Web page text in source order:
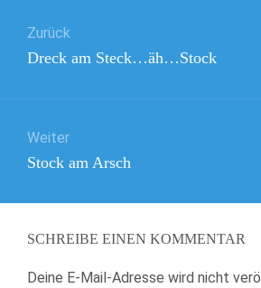
Zurück
Vorheriger
Dreck am Steck…äh…Stock
Weiter
Nächster
Stock am Arsch
SCHREIBE EINEN KOMMENTAR
Deine E-Mail-Adresse wird nicht